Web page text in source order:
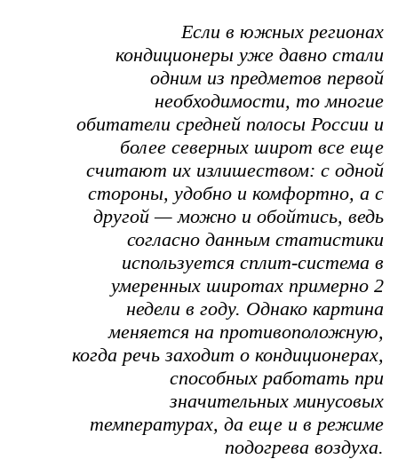
Если в южных регионах
кондиционеры уже давно стали
одним из предметов первой
необходимости, то многие
обитатели средней полосы России и
более северных широт все еще
считают их излишеством: с одной
стороны, удобно и комфортно, а с
другой — можно и обойтись, ведь
согласно данным статистики
используется сплит-система в
умеренных широтах примерно 2
недели в году. Однако картина
меняется на противоположную,
когда речь заходит о кондиционерах,
способных работать при
значительных минусовых
температурах, да еще и в режиме
подогрева воздуха.